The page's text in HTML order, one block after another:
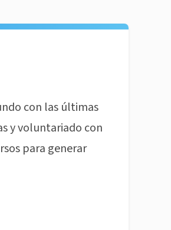
con las últimas
y voluntariado con
para generar